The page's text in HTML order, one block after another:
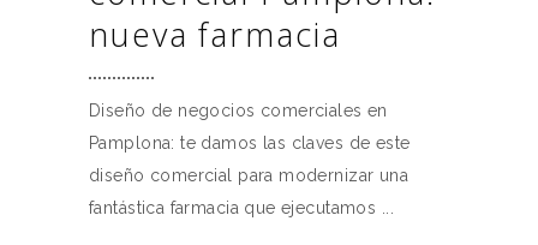
nueva farmacia
Diseño de negocios comerciales en
Pamplona: te damos las claves de este
diseño comercial para modernizar una
fantástica farmacia que ejecutamos